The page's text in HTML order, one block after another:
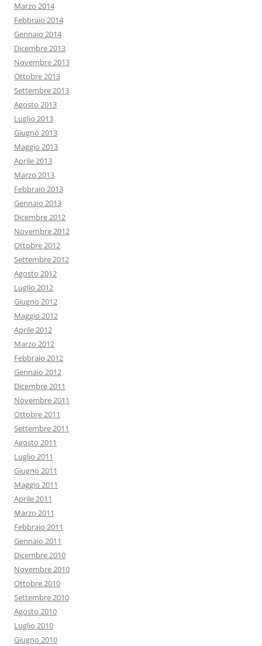
Marzo 2014
Febbraio 2014
Gennaio 2014
Dicembre 2013
Novembre 2013
Ottobre 2013
Settembre 2013
Agosto 2013
Luglio 2013
Giugno 2013
Maggio 2013
Aprile 2013
Marzo 2013
Febbraio 2013
Gennaio 2013
Dicembre 2012
Novembre 2012
Ottobre 2012
Settembre 2012
Agosto 2012
Luglio 2012
Giugno 2012
Maggio 2012
Aprile 2012
Marzo 2012
Febbraio 2012
Gennaio 2012
Dicembre 2011
Novembre 2011
Ottobre 2011
Settembre 2011
Agosto 2011
Luglio 2011
Giugno 2011
Maggio 2011
Aprile 2011
Marzo 2011
Febbraio 2011
Gennaio 2011
Dicembre 2010
Novembre 2010
Ottobre 2010
Settembre 2010
Agosto 2010
Luglio 2010
Giugno 2010